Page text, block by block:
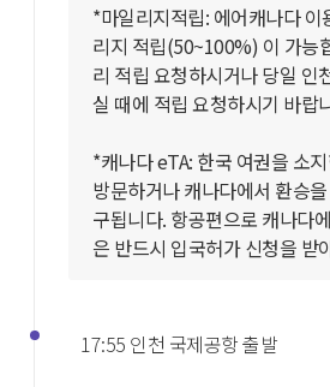
*마일리지적립: 에어캐나다 이
리지 적립(50~100%) 이 가능
리 적립 요청하시거나 당일 인
실 때에 적립 요청하시기 바랍
*캐나다 eTA: 한국 여권을 소
방문하거나 캐나다에서 환승
구됩니다. 항공편으로 캐나다
은 반드시 입국허가 신청을 받
17:55 인천 국제공항 출발